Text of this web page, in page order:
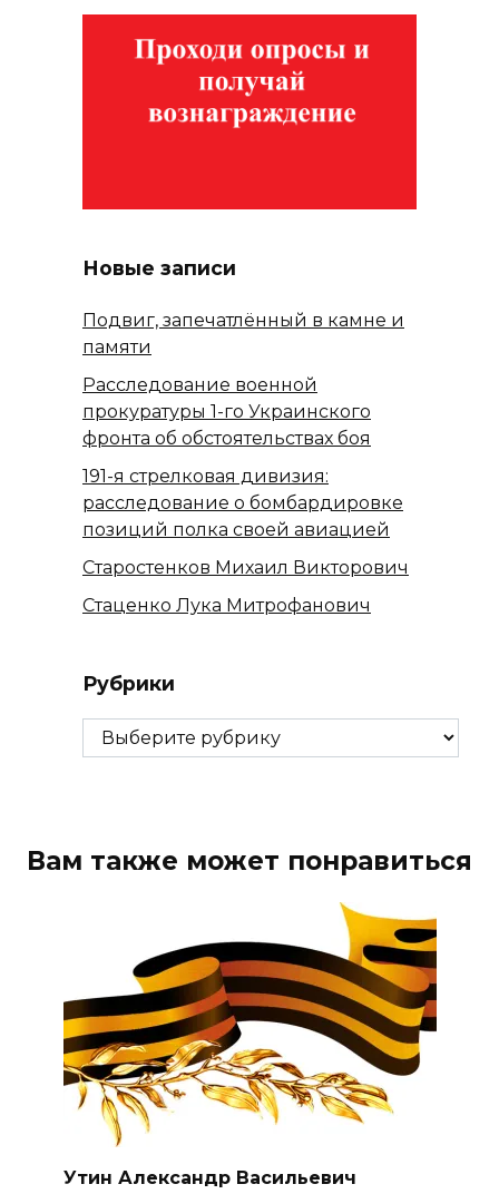
Новые записи
Подвиг, запечатлённый в камне и
памяти
Расследование военной
прокуратуры 1-го Украинского
фронта об обстоятельствах боя
191-я стрелковая дивизия:
расследование о бомбардировке
позиций полка своей авиацией
Старостенков Михаил Викторович
Стаценко Лука Митрофанович
Рубрики
Рубрики
Вам также может понравиться
Утин Александр Васильевич